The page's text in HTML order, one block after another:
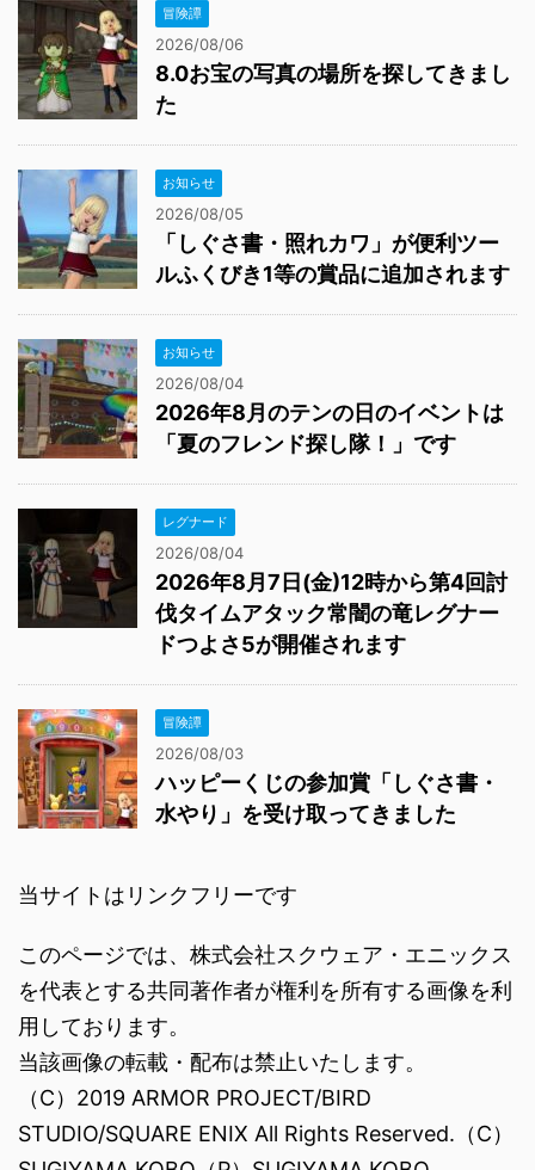
冒険譚
2026/08/06
8.0お宝の写真の場所を探してきまし
た
お知らせ
2026/08/05
「しぐさ書・照れカワ」が便利ツー
ルふくびき1等の賞品に追加されます
お知らせ
2026/08/04
2026年8月のテンの日のイベントは
「夏のフレンド探し隊！」です
レグナード
2026/08/04
2026年8月7日(金)12時から第4回討
伐タイムアタック常闇の竜レグナー
ドつよさ5が開催されます
冒険譚
2026/08/03
ハッピーくじの参加賞「しぐさ書・
水やり」を受け取ってきました
当サイトはリンクフリーです
このページでは、株式会社スクウェア・エニックス
を代表とする共同著作者が権利を所有する画像を利
用しております。
当該画像の転載・配布は禁止いたします。
（C）2019 ARMOR PROJECT/BIRD
STUDIO/SQUARE ENIX All Rights Reserved.（C）